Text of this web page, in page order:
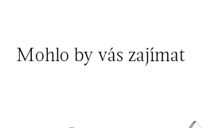
Mohlo by vás zajímat